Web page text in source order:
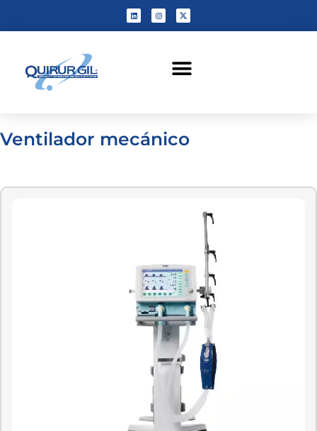
Ventilador mecánico